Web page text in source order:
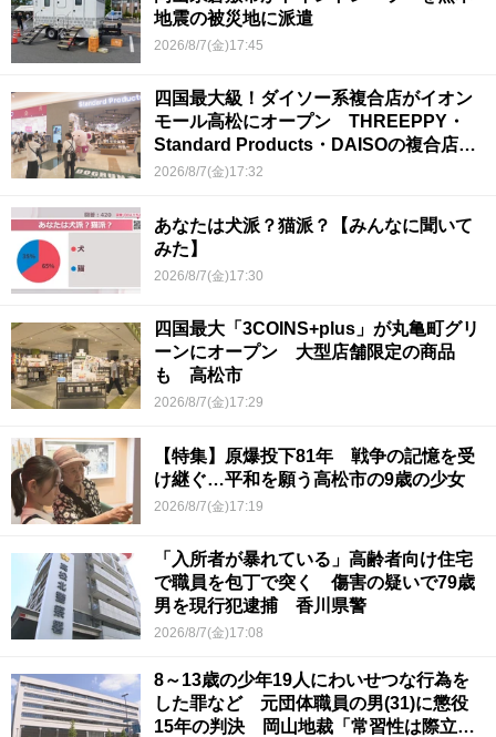
地震の被災地に派遣
2026/8/7(金)17:45
四国最大級！ダイソー系複合店がイオン
モール高松にオープン THREEPPY・
Standard Products・DAISOの複合店は
香川県初
2026/8/7(金)17:32
あなたは犬派？猫派？【みんなに聞いて
みた】
2026/8/7(金)17:30
四国最大「3COINS+plus」が丸亀町グリ
ーンにオープン 大型店舗限定の商品
も 高松市
2026/8/7(金)17:29
【特集】原爆投下81年 戦争の記憶を受
け継ぐ…平和を願う高松市の9歳の少女
2026/8/7(金)17:19
「入所者が暴れている」高齢者向け住宅
で職員を包丁で突く 傷害の疑いで79歳
男を現行犯逮捕 香川県警
2026/8/7(金)17:08
8～13歳の少年19人にわいせつな行為を
した罪など 元団体職員の男(31)に懲役
15年の判決 岡山地裁「常習性は際立っ